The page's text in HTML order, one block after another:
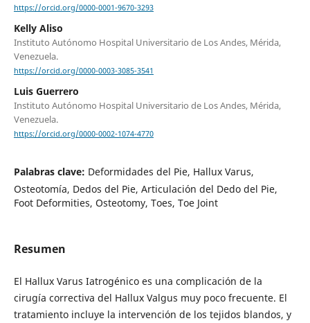
https://orcid.org/0000-0001-9670-3293
Kelly Aliso
Instituto Autónomo Hospital Universitario de Los Andes, Mérida,
Venezuela.
https://orcid.org/0000-0003-3085-3541
Luis Guerrero
Instituto Autónomo Hospital Universitario de Los Andes, Mérida,
Venezuela.
https://orcid.org/0000-0002-1074-4770
Palabras clave: Deformidades del Pie, Hallux Varus,
Osteotomía, Dedos del Pie, Articulación del Dedo del Pie,
Foot Deformities, Osteotomy, Toes, Toe Joint
Resumen
El Hallux Varus Iatrogénico es una complicación de la
cirugía correctiva del Hallux Valgus muy poco frecuente. El
tratamiento incluye la intervención de los tejidos blandos, y